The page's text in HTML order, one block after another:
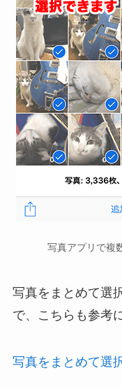
写真アプリで複
写真をまとめて選
で、こちらも参考
写真をまとめて選